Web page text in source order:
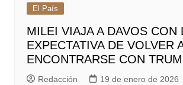
El País
MILEI VIAJA A DAVOS CON
EXPECTATIVA DE VOLVER
ENCONTRARSE CON
Redacción 19 de enero de 2026